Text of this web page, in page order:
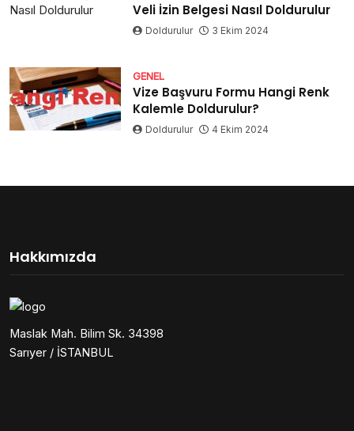
Veli İzin Belgesi Nasıl Doldurulur
Doldurulur 3 Ekim 2024
GENEL
Vize Başvuru Formu Hangi Renk
Kalemle Doldurulur?
Doldurulur 4 Ekim 2024
Hakkımızda
Maslak Mah. Bilim Sk. 34398
Sarıyer / İSTANBUL